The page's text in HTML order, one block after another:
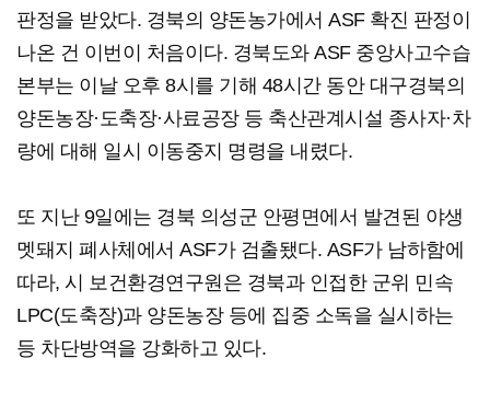
판정을 받았다. 경북의 양돈농가에서 ASF 확진 판정이
나온 건 이번이 처음이다. 경북도와 ASF 중앙사고수습
본부는 이날 오후 8시를 기해 48시간 동안 대구경북의
양돈농장·도축장·사료공장 등 축산관계시설 종사자·차
량에 대해 일시 이동중지 명령을 내렸다.
또 지난 9일에는 경북 의성군 안평면에서 발견된 야생
멧돼지 폐사체에서 ASF가 검출됐다. ASF가 남하함에
따라, 시 보건환경연구원은 경북과 인접한 군위 민속
LPC(도축장)과 양돈농장 등에 집중 소독을 실시하는
등 차단방역을 강화하고 있다.